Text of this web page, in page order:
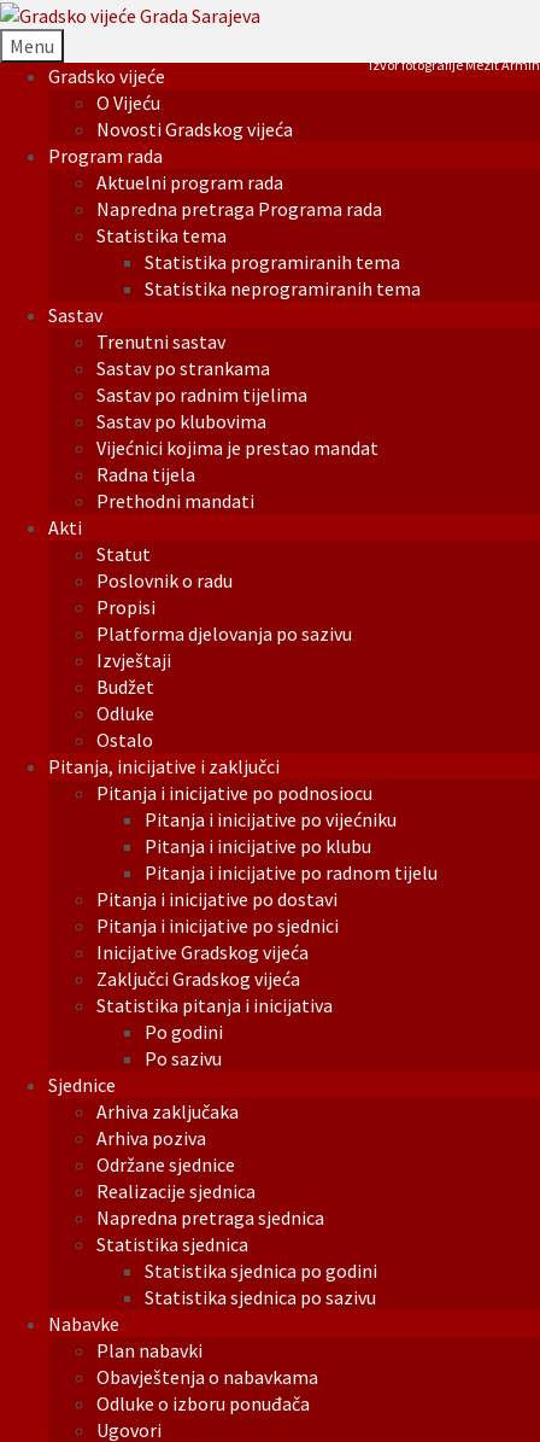
Menu
Gradsko vijeće
O Vijeću
Novosti Gradskog vijeća
Program rada
Aktuelni program rada
Napredna pretraga Programa rada
Statistika tema
Statistika programiranih tema
Statistika neprogramiranih tema
Sastav
Trenutni sastav
Sastav po strankama
Sastav po radnim tijelima
Sastav po klubovima
Vijećnici kojima je prestao mandat
Radna tijela
Prethodni mandati
Akti
Statut
Poslovnik o radu
Propisi
Platforma djelovanja po sazivu
Izvještaji
Budžet
Odluke
Ostalo
Pitanja, inicijative i zaključci
Pitanja i inicijative po podnosiocu
Pitanja i inicijative po vijećniku
Pitanja i inicijative po klubu
Pitanja i inicijative po radnom tijelu
Pitanja i inicijative po dostavi
Pitanja i inicijative po sjednici
Inicijative Gradskog vijeća
Zaključci Gradskog vijeća
Statistika pitanja i inicijativa
Po godini
Po sazivu
Sjednice
Arhiva zaključaka
Arhiva poziva
Održane sjednice
Realizacije sjednica
Napredna pretraga sjednica
Statistika sjednica
Statistika sjednica po godini
Statistika sjednica po sazivu
Nabavke
Plan nabavki
Obavještenja o nabavkama
Odluke o izboru ponuđača
Ugovori
Izvor fotografije Mezit Armin